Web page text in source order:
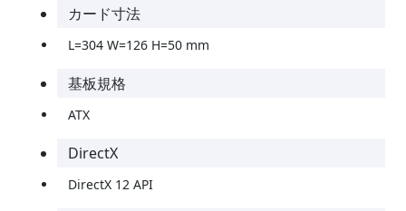
カード寸法
L=304 W=126 H=50 mm
基板規格
ATX
DirectX
DirectX 12 API